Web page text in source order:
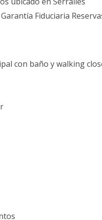
Fiduciaria
con baño y walking